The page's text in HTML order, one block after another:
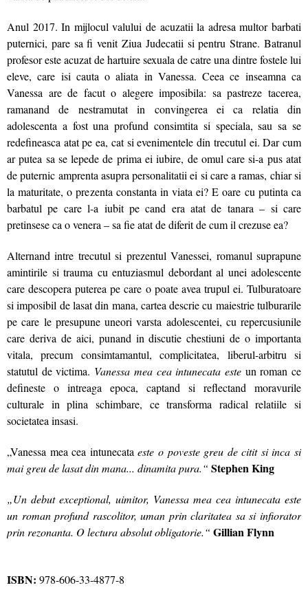
Anul 2017. In mijlocul valului de acuzatii la adresa multor barbati
puternici, pare sa fi venit Ziua Judecatii si pentru Strane. Batranul
profesor este acuzat de hartuire sexuala de catre una dintre fostele lui
eleve, care isi cauta o aliata in Vanessa. Ceea ce inseamna ca
Vanessa are de facut o alegere imposibila: sa pastreze tacerea,
ramanand de nestramutat in convingerea ei ca relatia din
adolescenta a fost una profund consimtita si speciala, sau sa se
redefineasca atat pe ea, cat si evenimentele din trecutul ei. Dar cum
ar putea sa se lepede de prima ei iubire, de omul care si-a pus atat
de puternic amprenta asupra personalitatii ei si care a ramas, chiar si
la maturitate, o prezenta constanta in viata ei? E oare cu putinta ca
barbatul pe care l-a iubit pe cand era atat de tanara – si care
pretinsese ca o venera – sa fie atat de diferit de cum il crezuse ea?
Alternand intre trecutul si prezentul Vanessei, romanul suprapune
amintirile si trauma cu entuziasmul debordant al unei adolescente
care descopera puterea pe care o poate avea trupul ei. Tulburatoare
si imposibil de lasat din mana, cartea descrie cu maiestrie tulburarile
pe care le presupune uneori varsta adolescentei, cu repercusiunile
care deriva de aici, punand in discutie chestiuni de o importanta
vitala, precum consimtamantul, complicitatea, liberul-arbitru si
statutul de victima. Vanessa mea cea intunecata esteun roman ce
defineste o intreaga epoca, captand si reflectand moravurile
culturale in plina schimbare, ce transforma radical relatiile si
societatea insasi.
„Vanessa mea cea intunecataeste o poveste greu de citit si inca si
mai greu de lasat din mana... dinamita pura.“ Stephen King
„Un debut exceptional, uimitor, Vanessa mea cea intunecata este
un roman profund rascolitor, uman prin claritatea sa si infiorator
prin rezonanta. O lectura absolut obligatorie.“ Gillian Flynn
ISBN: 978-606-33-4877-8